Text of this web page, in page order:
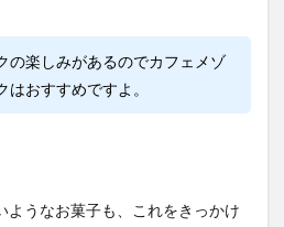
の楽しみがあるのでカフェメゾ
はおすすめですよ。
ようなお菓子も、これをきっかけ